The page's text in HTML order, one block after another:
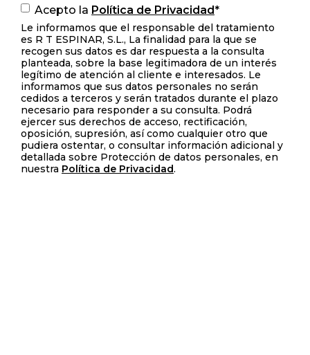
POLITICA
DE
PRIVACIDAD.*
Acepto la Política de Privacidad*
Le informamos que el responsable del tratamiento
es R T ESPINAR, S.L., La finalidad para la que se
recogen sus datos es dar respuesta a la consulta
planteada, sobre la base legitimadora de un interés
legítimo de atención al cliente e interesados. Le
informamos que sus datos personales no serán
cedidos a terceros y serán tratados durante el plazo
necesario para responder a su consulta. Podrá
ejercer sus derechos de acceso, rectificación,
oposición, supresión, así como cualquier otro que
pudiera ostentar, o consultar información adicional y
detallada sobre Protección de datos personales, en
nuestra Política de Privacidad.